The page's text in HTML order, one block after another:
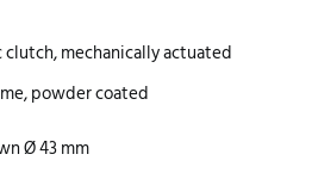
mechanically actuated
powder coated
Ø 43 mm